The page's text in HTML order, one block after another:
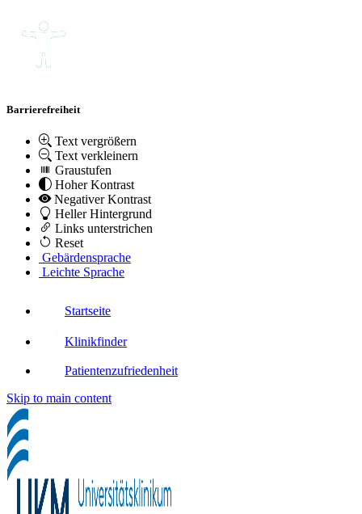
Barrierefreiheit
Text vergrößern
Text verkleinern
Graustufen
Hoher Kontrast
Negativer Kontrast
Heller Hintergrund
Links unterstrichen
Reset
Gebärdensprache
Leichte Sprache
Startseite
Klinikfinder
Patientenzufriedenheit
Skip to main content